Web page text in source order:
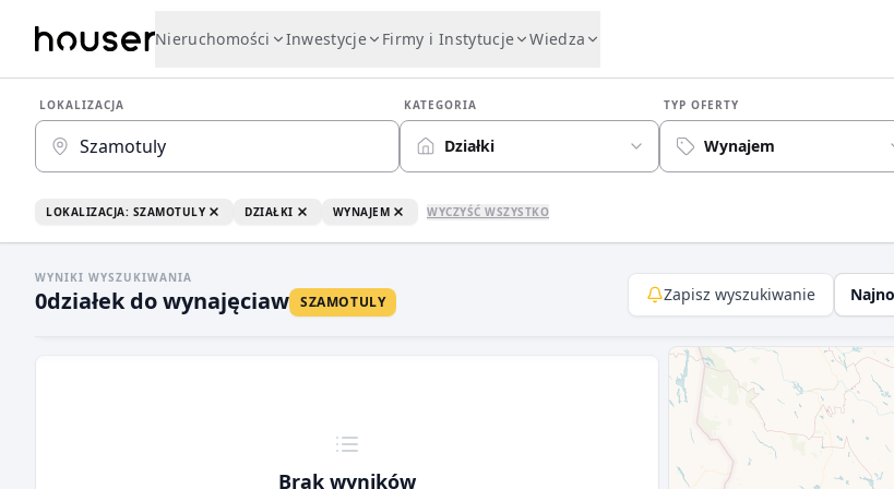
Nieruchomości Inwestycje Firmy i Instytucje Wiedza
LOKALIZACJA KATEGORIA
Działki
TYP OFERTY
Wynajem
LOKALIZACJA: SZAMOTULY DZIAŁKI WYNAJEM WYCZYŚĆ WSZYSTKO
WYNIKI WYSZUKIWANIA
0działek do wynajęciaw SZAMOTULY Zapisz wyszukiwanie
Brak wyników